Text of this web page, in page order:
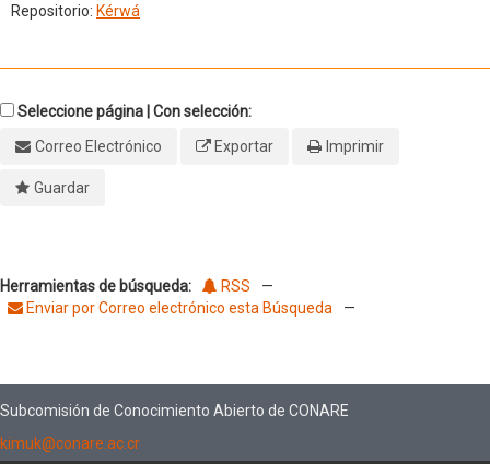
Repositorio: Kérwá
Seleccione página | Con selección:
Correo Electrónico
Exportar Imprimir
Guardar
Herramientas de búsqueda: RSS
—
Enviar por Correo electrónico esta Búsqueda
—
Subcomisión de Conocimiento Abierto de CONARE
kimuk@conare.ac.cr